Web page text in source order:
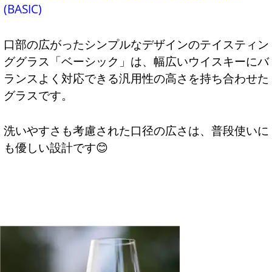
(BASIC)
口部の広がったシンプルなデザインのテイスティン
ググラス「ベーシック」は、幅広いウイスキーにバ
ランスよく対応できる汎用性の高さを持ち合わせた
グラスです。
洗いやすさも考慮された口径の広さは、普段使いに
も優しい設計です😊